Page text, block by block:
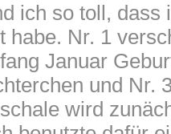
ich so toll, dass
habe. Nr. 1
Januar
und Nr.
wird